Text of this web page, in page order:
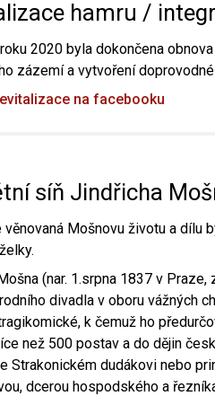
hamru /
2020 byla dokončena
zázemí a vytvoření
na facebooku
síň Jindřicha
věnovaná Mošnovu životu a dílu
(nar. 1.srpna 1837 v
divadla v oboru vážných
k čemuž ho
než 500 postav a do dějin
Strakonickém dudákovi nebo
dcerou hospodského a